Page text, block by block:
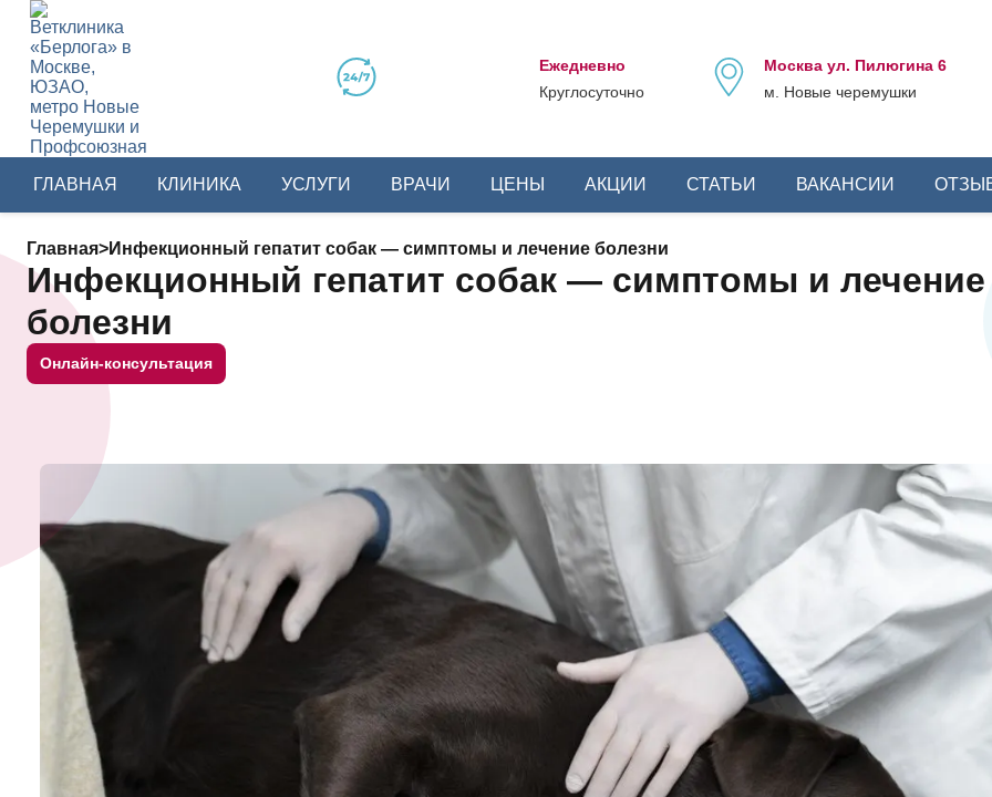
Ежедневно
Круглосуточно
Москва ул. Пилюгина 6
м. Новые черемушки
ГЛАВНАЯ КЛИНИКА УСЛУГИ ВРАЧИ ЦЕНЫ АКЦИИ СТАТЬИ ВАКАНСИИ
Главная>Инфекционный гепатит собак — симптомы и лечение болезни
Инфекционный гепатит собак — симптомы и лечение
болезни
Онлайн-консультация